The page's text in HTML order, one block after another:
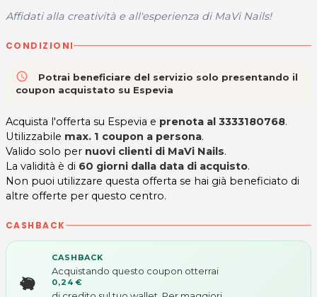
Affidati alla creatività e all'esperienza di MaVi Nails!
CONDIZIONI
access_time
Potrai beneficiare del servizio solo presentando il
coupon acquistato su Espevia
Acquista l'offerta su Espevia e prenota al 3333180768.
Utilizzabile max. 1 coupon a persona.
Valido solo per nuovi clienti di MaVi Nails.
La validità è di 60 giorni dalla data di acquisto.
Non puoi utilizzare questa offerta se hai già beneficiato di
altre offerte per questo centro.
CASHBACK
CASHBACK
Acquistando questo coupon otterrai
0,24 €